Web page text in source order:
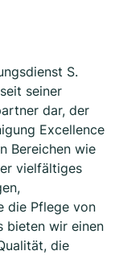
S.
seiner
dar, der
Excellence
Bereichen wie
vielfältiges
die Pflege von
bieten wir einen
die